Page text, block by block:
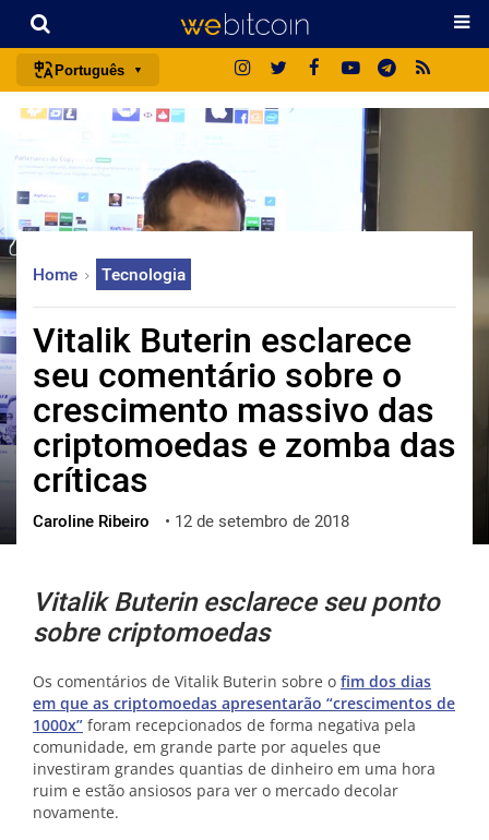
Português
português (BR)
français
deutsch
中文
русский
한국어
العربية
ไทย
ქართული
vietnamese
Home Tecnologia
Vitalik Buterin esclarece
seu comentário sobre o
crescimento massivo das
criptomoedas e zomba das
críticas
Caroline Ribeiro • 12 de setembro de 2018
Vitalik Buterin esclarece seu ponto
sobre criptomoedas
Os comentários de Vitalik Buterin sobre o fim dos dias
em que as criptomoedas apresentarão “crescimentos de
1000x” foram recepcionados de forma negativa pela
comunidade, em grande parte por aqueles que
investiram grandes quantias de dinheiro em uma hora
ruim e estão ansiosos para ver o mercado decolar
novamente.